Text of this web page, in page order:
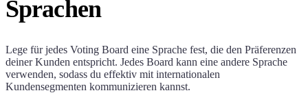
Sprachen
Lege für jedes Voting Board eine Sprache fest, die den Präferenzen
deiner Kunden entspricht. Jedes Board kann eine andere Sprache
verwenden, sodass du effektiv mit internationalen
Kundensegmenten kommunizieren kannst.